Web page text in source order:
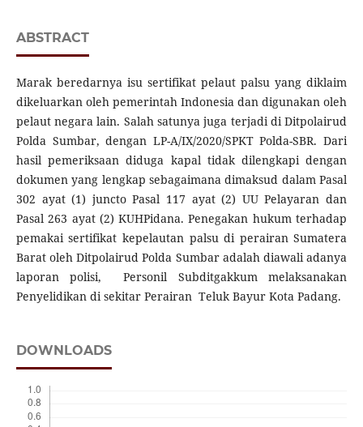
ABSTRACT
Marak beredarnya isu sertifikat pelaut palsu yang diklaim
dikeluarkan oleh pemerintah Indonesia dan digunakan oleh
pelaut negara lain. Salah satunya juga terjadi di Ditpolairud
Polda Sumbar, dengan LP-A/IX/2020/SPKT Polda-SBR. Dari
hasil pemeriksaan diduga kapal tidak dilengkapi dengan
dokumen yang lengkap sebagaimana dimaksud dalam Pasal
302 ayat (1) juncto Pasal 117 ayat (2) UU Pelayaran dan
Pasal 263 ayat (2) KUHPidana. Penegakan hukum terhadap
pemakai sertifikat kepelautan palsu di perairan Sumatera
Barat oleh Ditpolairud Polda Sumbar adalah diawali adanya
laporan polisi, Personil Subditgakkum melaksanakan
Penyelidikan di sekitar Perairan Teluk Bayur Kota Padang.
DOWNLOADS